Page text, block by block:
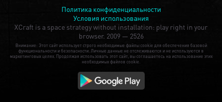
Политика конфиденциальности
Условия использования
XCraft is a space strategy without installation: play right in your
browser. 2009 — 2526
Внимание: Этот сайт использует строго необходимые файлы cookie для обеспечения базовой
функциональности и безопасности. Личные данные не отслеживаются и не используются в
маркетинговых целях. Продолжая использовать этот сайт, вы соглашаетесь на использование этих
необходимых файлов cookie.